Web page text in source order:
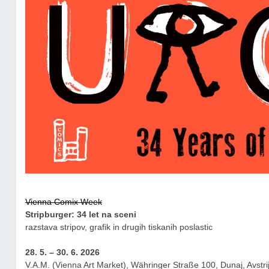
Vienna Comix Week
Stripburger: 34 let na sceni
razstava stripov, grafik in drugih tiskanih poslastic
28. 5. – 30. 6. 2026
V.A.M. (Vienna Art Market), Währinger Straße 100, Dunaj,